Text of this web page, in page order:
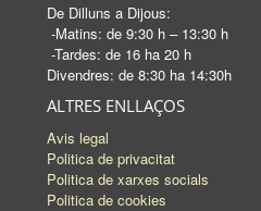
De Dilluns a Dijous:
-Matins: de 9:30 h – 13:30 h
-Tardes: de 16 ha 20 h
Divendres: de 8:30 ha 14:30h
ALTRES ENLLAÇOS
Avis legal
Politica de privacitat
Politica de xarxes socials
Politica de cookies